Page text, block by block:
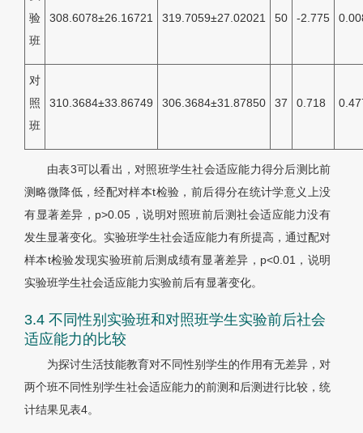
验
班
308.6078±26.16721 319.7059±27.02021 50 -2.775
对
照
班
310.3684±33.86749 306.3684±31.87850 37 0.718
由表3可以看出，对照班学生社会适应能力得分后测比前
测略微降低，经配对样本t检验，前后得分在统计学意义上没
有显著差异，p>0.05，说明对照班前后测社会适应能力没有
发生显著变化。实验班学生社会适应能力有所提高，通过配对
样本t检验发现实验班前后测成绩有显著差异，p<0.01，说明
实验班学生社会适应能力实验前后有显著变化。
3.4 不同性别实验班和对照班学生实验前后社会
适应能力的比较
为探讨生活技能教育对不同性别学生的作用有无差异，对
两个班不同性别学生社会适应能力的前测和后测进行比较，统
计结果见表4。